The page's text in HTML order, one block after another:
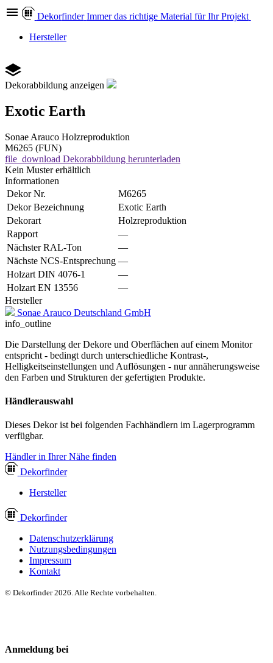
Dekorfinder Immer das richtige Material für Ihr Projekt
Hersteller
Dekorabbildung anzeigen
Exotic Earth
Sonae Arauco Holzreproduktion
M6265 (FUN)
file_download Dekorabbildung herunterladen
Kein Muster erhältlich
Informationen
Dekor Nr.
M6265
Dekor Bezeichnung
Exotic Earth
Dekorart
Holzreproduktion
Rapport
—
Nächster RAL-Ton
—
Nächste NCS-Entsprechung —
Holzart DIN 4076-1
—
Holzart EN 13556
—
Hersteller
Sonae Arauco Deutschland GmbH
info_outline
Die Darstellung der Dekore und Oberflächen auf einem Monitor
entspricht - bedingt durch unterschiedliche Kontrast-,
Helligkeitseinstellungen und Auflösungen - nur annäherungsweise
den Farben und Strukturen der gefertigten Produkte.
Händlerauswahl
Dieses Dekor ist bei folgenden Fachhändlern im Lagerprogramm
verfügbar.
Händler in Ihrer Nähe finden
Dekorfinder
Hersteller
Dekorfinder
Datenschutzerklärung
Nutzungsbedingungen
Impressum
Kontakt
© Dekorfinder 2026. Alle Rechte vorbehalten.
Anmeldung bei